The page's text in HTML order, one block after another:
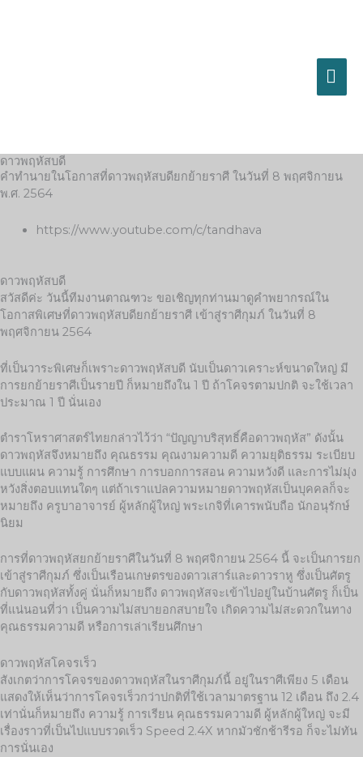
ดาวพฤหัสบดี
คำทำนายในโอกาสที่ดาวพฤหัสบดียกย้ายราศี ในวันที่ 8 พฤศจิกายน
พ.ศ. 2564
https://www.youtube.com/c/tandhava
ดาวพฤหัสบดี
สวัสดีค่ะ วันนี้ทีมงานตาณฑวะ ขอเชิญทุกท่านมาดูคำพยากรณ์ใน
โอกาสพิเศษที่ดาวพฤหัสบดียกย้ายราศี เข้าสู่ราศีกุมภ์ ในวันที่ 8
พฤศจิกายน 2564
ที่เป็นวาระพิเศษก็เพราะดาวพฤหัสบดี นับเป็นดาวเคราะห์ขนาดใหญ่ มี
การยกย้ายราศีเป็นรายปี ก็หมายถึงใน 1 ปี ถ้าโคจรตามปกติ จะใช้เวลา
ประมาณ 1 ปี นั่นเอง
ตำราโหราศาสตร์ไทยกล่าวไว้ว่า “ปัญญาบริสุทธิ์คือดาวพฤหัส” ดังนั้น
ดาวพฤหัสจึงหมายถึง คุณธรรม คุณงามความดี ความยุติธรรม ระเบียบ
แบบแผน ความรู้ การศึกษา การบอกการสอน ความหวังดี และการไม่มุ่ง
หวังสิ่งตอบแทนใดๆ แต่ถ้าเราแปลความหมายดาวพฤหัสเป็นบุคคลก็จะ
หมายถึง ครูบาอาจารย์ ผู้หลักผู้ใหญ่ พระเกจิที่เคารพนับถือ นักอนุรักษ์
นิยม
การที่ดาวพฤหัสยกย้ายราศีในวันที่ 8 พฤศจิกายน 2564 นี้ จะเป็นการยก
เข้าสู่ราศีกุมภ์ ซึ่งเป็นเรือนเกษตรของดาวเสาร์และดาวราหู ซึ่งเป็นศัตรู
กับดาวพฤหัสทั้งคู่ นั่นก็หมายถึง ดาวพฤหัสจะเข้าไปอยู่ในบ้านศัตรู ก็เป็น
ที่แน่นอนที่ว่า เป็นความไม่สบายอกสบายใจ เกิดความไม่สะดวกในทาง
คุณธรรมความดี หรือการเล่าเรียนศึกษา
ดาวพฤหัสโคจรเร็ว
สังเกตว่าการโคจรของดาวพฤหัสในราศีกุมภ์นี้ อยู่ในราศีเพียง 5 เดือน
แสดงให้เห็นว่าการโคจรเร็วกว่าปกติที่ใช้เวลามาตรฐาน 12 เดือน ถึง 2.4
เท่านั่นก็หมายถึง ความรู้ การเรียน คุณธรรมความดี ผู้หลักผู้ใหญ่ จะมี
เรื่องราวที่เป็นไปแบบรวดเร็ว Speed 2.4X หากมัวชักช้ารีรอ ก็จะไม่ทัน
การนั่นเอง